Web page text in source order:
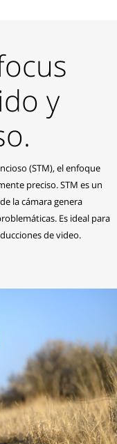
y
(STM), el enfoque
preciso. STM es un
la cámara genera
Es ideal para
de video.